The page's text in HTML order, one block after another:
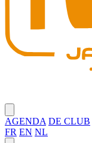
AGENDA DE CLUB
FR EN NL